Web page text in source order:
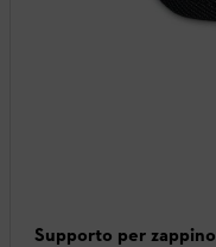
Supporto per zappino